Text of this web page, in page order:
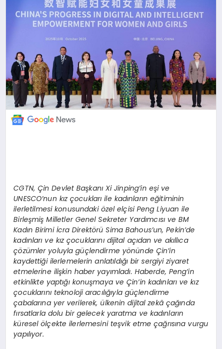
CGTN, Çin Devlet Başkanı Xi Jinping’in eşi ve
UNESCO’nun kız çocukları ile kadınların eğitiminin
ilerletilmesi konusundaki özel elçisi Peng Liyuan ile
Birleşmiş Milletler Genel Sekreter Yardımcısı ve BM
Kadın Birimi İcra Direktörü Sima Bahous’un, Pekin’de
kadınları ve kız çocuklarını dijital açıdan ve akıllıca
çözümler yoluyla güçlendirme yönünde Çin’in
kaydettiği ilerlemelerin anlatıldığı bir sergiyi ziyaret
etmelerine ilişkin haber yayımladı. Haberde, Peng’in
etkinlikte yaptığı konuşmaya ve Çin’in kadınları ve kız
çocuklarını teknoloji aracılığıyla güçlendirme
çabalarına yer verilerek, ülkenin dijital zekâ çağında
fırsatlarla dolu bir gelecek yaratma ve kadınların
küresel ölçekte ilerlemesini teşvik etme çağrısına vurgu
yapılıyor.